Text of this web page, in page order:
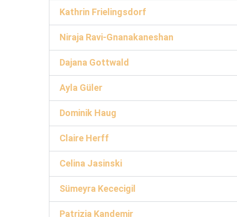
Kathrin Frielingsdorf
Niraja Ravi-Gnanakaneshan
Dajana Gottwald
Ayla Güler
Dominik Haug
Claire Herff
Celina Jasinski
Sümeyra Kececigil
Patrizia Kandemir